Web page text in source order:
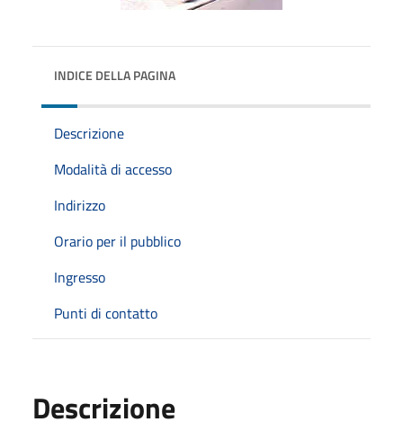
INDICE DELLA PAGINA
Descrizione
Modalità di accesso
Indirizzo
Orario per il pubblico
Ingresso
Punti di contatto
Descrizione